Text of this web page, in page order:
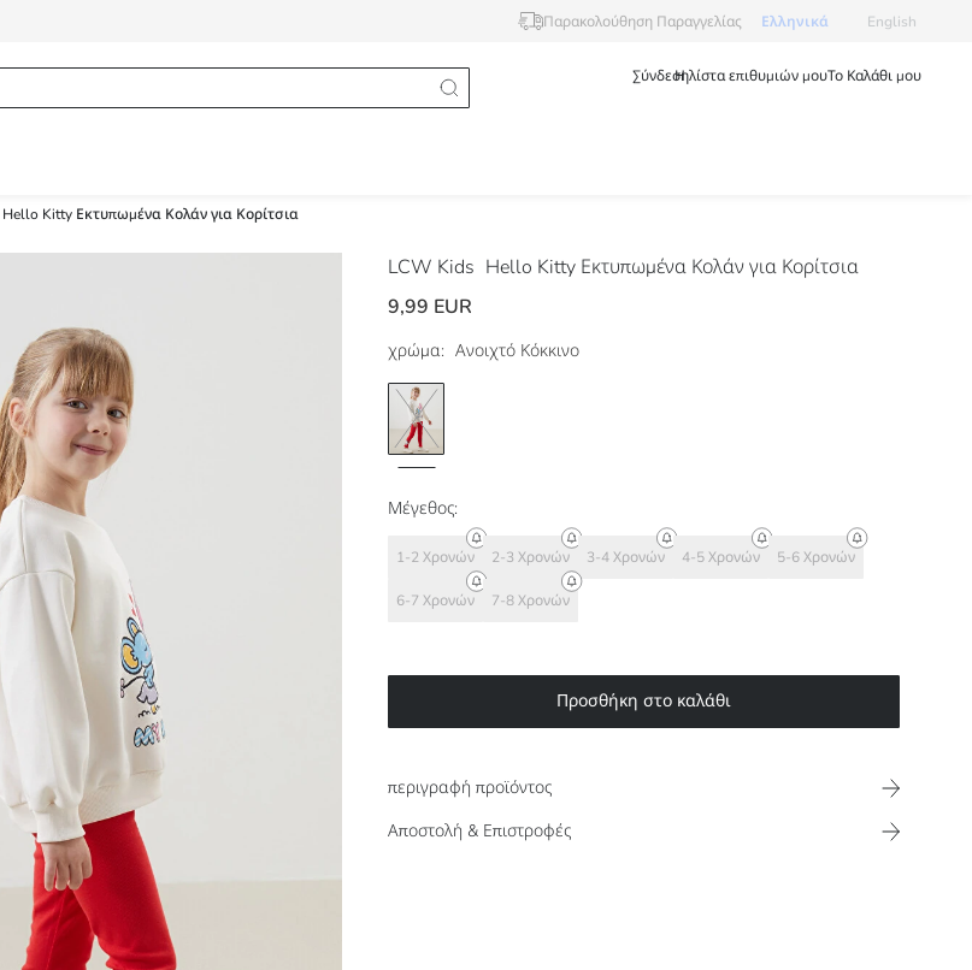
Παρακολούθηση Παραγγελίας Ελληνικά English
ΣύνδεσηΗ λίστα επιθυμιών μουΤο Καλάθι μου
Hello Kitty Εκτυπωμένα Κολάν για Κορίτσια
LCW Kids Hello Kitty Εκτυπωμένα Κολάν για Κορίτσια
9,99 EUR
χρώμα: Ανοιχτό Κόκκινο
Μέγεθος:
1-2 Χρονών 2-3 Χρονών 3-4 Χρονών 4-5 Χρονών 5-6 Χρονών
6-7 Χρονών 7-8 Χρονών
Προσθήκη στο καλάθι
περιγραφή προϊόντος
Αποστολή & Επιστροφές